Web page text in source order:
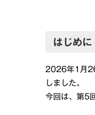
はじめに
2026年1月
しました。
今回は、第5